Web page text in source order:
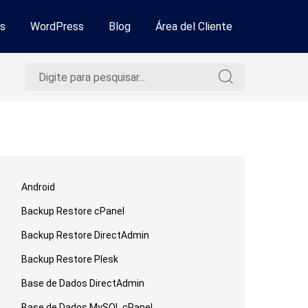
WordPress Blog Área del Cliente
Pesquisar
Pesquisar
por:
Android
Backup Restore cPanel
Backup Restore DirectAdmin
Backup Restore Plesk
Base de Dados DirectAdmin